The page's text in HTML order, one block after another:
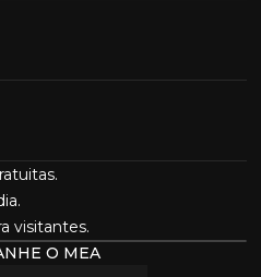
visitantes.
O MEA